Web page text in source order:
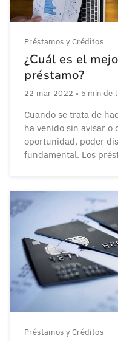
Préstamos y Créditos
¿Cuál es el
préstamo?
22 mar 2022 • 5 min de
Cuando se trata de
ha venido sin avisar o
oportunidad, poder
fundamental. Los
son una forma
Préstamos y Créditos